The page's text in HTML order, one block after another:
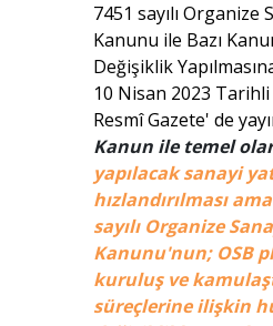
7451 sayılı Organize
Kanunu ile Bazı
Değişiklik
10 Nisan 2023 Tarihli
Resmî Gazete' de
Kanun ile temel
yapılacak sanayi
hızlandırılması
sayılı Organize
Kanunu'nun; OSB
kuruluş ve
süreçlerine ilişkin